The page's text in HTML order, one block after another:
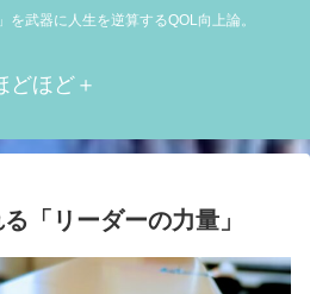
を武器に人生を逆算するQOL向上論。
どほど＋
「リーダーの力量」